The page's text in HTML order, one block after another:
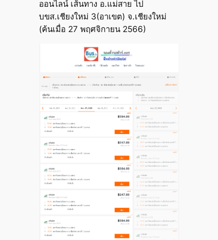
ออนไลน์ เส้นทาง อ.แม่สาย ไป
บขส.เชียงใหม่ 3(อาเขต) จ.เชียงใหม่
(ค้นเมื่อ 27 พฤศจิกายน 2566)